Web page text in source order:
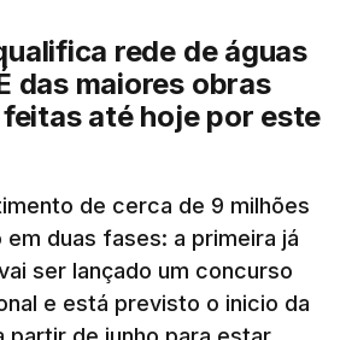
rede de águas
das maiores obras
até hoje por este
de cerca de 9 milhões
duas fases: a primeira já
ser lançado um concurso
e está previsto o inicio da